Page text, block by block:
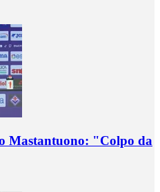
Mastantuono: "Colpo da